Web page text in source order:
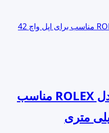
بند فلزی سومگ مدل ROLEX مناسب